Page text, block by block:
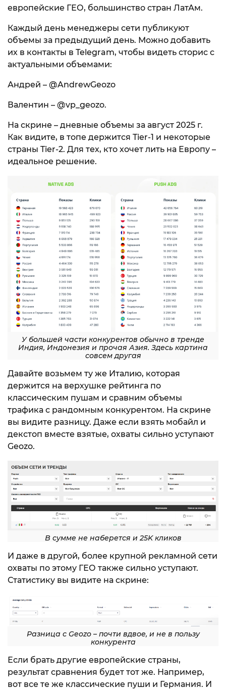
европейские ГЕО, большинство стран ЛатАм.
Каждый день менеджеры сети публикуют
объемы за предыдущий день. Можно добавить
их в контакты в Telegram, чтобы видеть сторис с
актуальными объемами:
Андрей – @AndrewGeozo
Валентин – @vp_geozo.
На скрине – дневные объемы за август 2025 г.
Как видите, в топе держится Tier-1 и некоторые
страны Tier-2. Для тех, кто хочет лить на Европу –
идеальное решение.
У большей части конкурентов обычно в тренде
Индия, Индонезия и прочая Азия. Здесь картина
совсем другая
Давайте возьмем ту же Италию, которая
держится на верхушке рейтинга по
классическим пушам и сравним объемы
трафика с рандомным конкурентом. На скрине
вы видите разницу. Даже если взять мобайл и
декстоп вместе взятые, охваты сильно уступают
Geozo.
В сумме не наберется и 25K кликов
И даже в другой, более крупной рекламной сети
охваты по этому ГЕО также сильно уступают.
Статистику вы видите на скрине:
Разница с Geozo – почти вдвое, и не в пользу
конкурента
Если брать другие европейские страны,
результат сравнения будет тот же. Например,
вот все те же классические пуши и Германия. И